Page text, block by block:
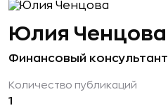
Юлия Ченцова
Финансовый консультант
Количество публикаций
1